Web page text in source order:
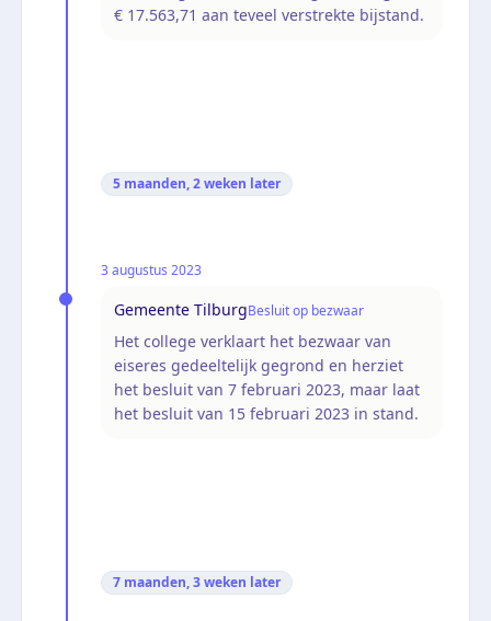
€ 17.563,71 aan teveel verstrekte bijstand.
5 maanden, 2 weken later
3 augustus 2023
Gemeente TilburgBesluit op bezwaar
Het college verklaart het bezwaar van
eiseres gedeeltelijk gegrond en herziet
het besluit van 7 februari 2023, maar laat
het besluit van 15 februari 2023 in stand.
7 maanden, 3 weken later